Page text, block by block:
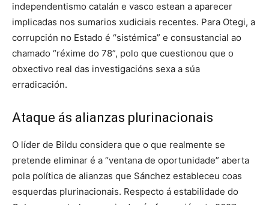
independentismo catalán e vasco estean a aparecer
implicadas nos sumarios xudiciais recentes. Para Otegi, a
corrupción no Estado é “sistémica” e consustancial ao
chamado “réxime do 78”, polo que cuestionou que o
obxectivo real das investigacións sexa a súa
erradicación.
Ataque ás alianzas plurinacionais
O líder de Bildu considera que o que realmente se
pretende eliminar é a “ventana de oportunidade” aberta
pola política de alianzas que Sánchez estableceu coas
esquerdas plurinacionais. Respecto á estabilidade do